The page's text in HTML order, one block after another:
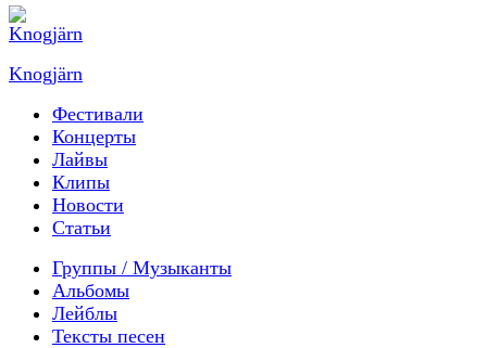
Knogjärn
Фестивали
Концерты
Лайвы
Клипы
Новости
Статьи
Группы / Музыканты
Альбомы
Лейблы
Тексты песен